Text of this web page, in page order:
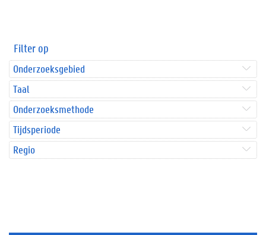
Filter op
Onderzoeksgebied
Taal
Onderzoeksmethode
Tijdsperiode
Regio